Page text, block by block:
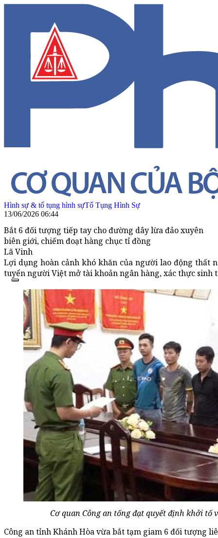
Hình sự & tố tụng hình sựTố Tụng Hình Sự
13/06/2026 06:44
Bắt 6 đối tượng tiếp tay cho đường dây lừa đảo xuyên
biên giới, chiếm đoạt hàng chục tỉ đồng
Lã Vinh
Lợi dụng hoàn cảnh khó khăn của người lao động thất
tuyển người Việt mở tài khoản ngân hàng, xác thực sinh
Cơ quan Công an tống đạt quyết định khởi tố
Công an tỉnh Khánh Hòa vừa bắt tạm giam 6 đối tượng